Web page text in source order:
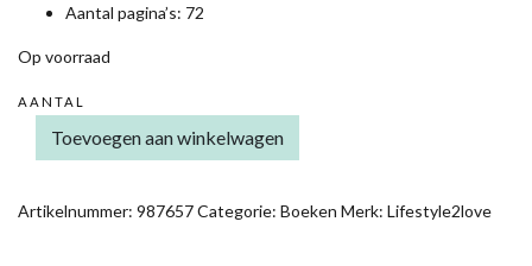
Aantal pagina’s: 72
Op voorraad
AANTAL
DAG
KLEINE
STER
Toevoegen aan winkelwagen
Artikelnummer: 987657Categorie: Boeken Merk: Lifestyle2love